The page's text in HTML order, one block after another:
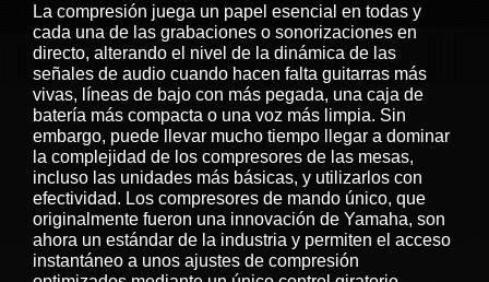
La compresión juega un papel esencial en todas y
cada una de las grabaciones o sonorizaciones en
directo, alterando el nivel de la dinámica de las
señales de audio cuando hacen falta guitarras más
vivas, líneas de bajo con más pegada, una caja de
batería más compacta o una voz más limpia. Sin
embargo, puede llevar mucho tiempo llegar a dominar
la complejidad de los compresores de las mesas,
incluso las unidades más básicas, y utilizarlos con
efectividad. Los compresores de mando único, que
originalmente fueron una innovación de Yamaha, son
ahora un estándar de la industria y permiten el acceso
instantáneo a unos ajustes de compresión